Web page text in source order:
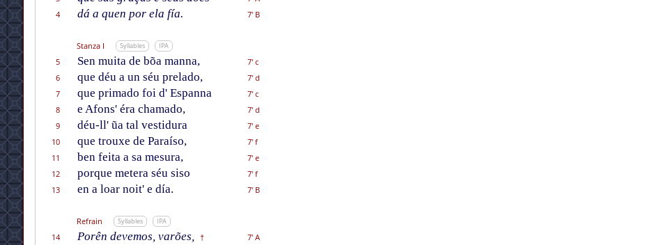
4
dá a quen por ela fía. 7' B
Stanza I Syllables IPA
5 Sen muita de bõa manna,
7' c
6
que déu a un séu prelado,
7' d
7
que primado foi d' Espanna
7' c
8
e Afons' éra chamado,
7' d
9
déu-ll' ũa tal vestidura
7' e
10
que trouxe de Paraíso,
7' f
11
ben feita a sa mesura,
7' e
12
porque metera séu siso
7' f
13
en a loar noit' e día. 7' B
Refrain Syllables IPA
14 Porên devemos, varões, †
7' A